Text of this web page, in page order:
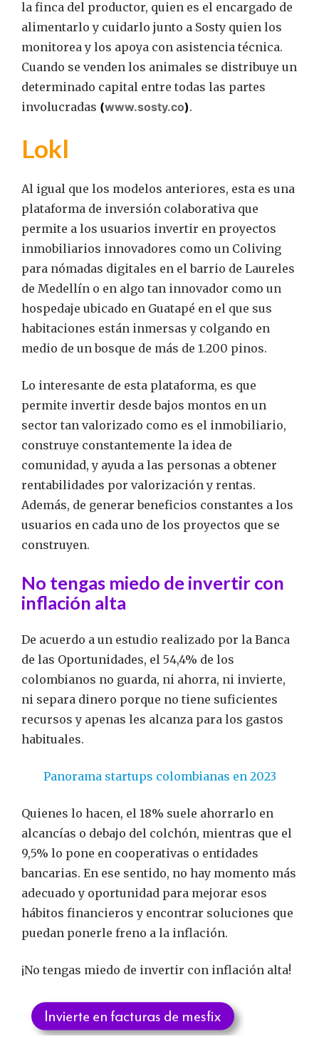
la finca del productor, quien es el encargado de
alimentarlo y cuidarlo junto a Sosty quien los
monitorea y los apoya con asistencia técnica.
Cuando se venden los animales se distribuye un
determinado capital entre todas las partes
involucradas (www.sosty.co).
Lokl
Al igual que los modelos anteriores, esta es una
plataforma de inversión colaborativa que
permite a los usuarios invertir en proyectos
inmobiliarios innovadores como un Coliving
para nómadas digitales en el barrio de Laureles
de Medellín o en algo tan innovador como un
hospedaje ubicado en Guatapé en el que sus
habitaciones están inmersas y colgando en
medio de un bosque de más de 1.200 pinos.
Lo interesante de esta plataforma, es que
permite invertir desde bajos montos en un
sector tan valorizado como es el inmobiliario,
construye constantemente la idea de
comunidad, y ayuda a las personas a obtener
rentabilidades por valorización y rentas.
Además, de generar beneficios constantes a los
usuarios en cada uno de los proyectos que se
construyen.
No tengas miedo de invertir con
inflación alta
De acuerdo a un estudio realizado por la Banca
de las Oportunidades, el 54,4% de los
colombianos no guarda, ni ahorra, ni invierte,
ni separa dinero porque no tiene suficientes
recursos y apenas les alcanza para los gastos
habituales.
Panorama startups colombianas en 2023
Quienes lo hacen, el 18% suele ahorrarlo en
alcancías o debajo del colchón, mientras que el
9,5% lo pone en cooperativas o entidades
bancarias. En ese sentido, no hay momento más
adecuado y oportunidad para mejorar esos
hábitos financieros y encontrar soluciones que
puedan ponerle freno a la inflación.
¡No tengas miedo de invertir con inflación alta!